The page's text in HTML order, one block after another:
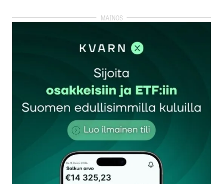
kirjautua
rekisteröityä
Sähköpostiosoitettasi ei julkaista.Pakolliset
kentät on merkitty*
Kommentti*